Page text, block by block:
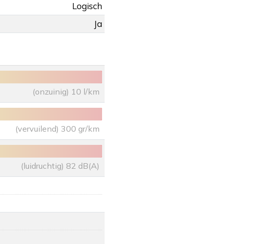
Logisch
Ja
(onzuinig) 10 l/km
(vervuilend) 300 gr/km
(luidruchtig) 82 dB(A)